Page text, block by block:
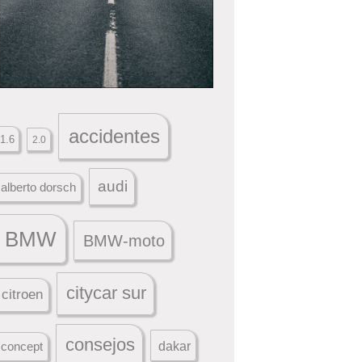
1.6 2.0 accidentes
alberto dorsch audi
BMW BMW-moto
citroen citycar sur
concept consejos dakar